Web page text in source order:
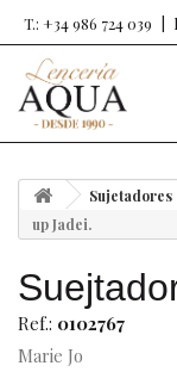
T.: +34 986 724 039
Sujetadores
up Jadei.
Ref.: 0102767
Marie Jo